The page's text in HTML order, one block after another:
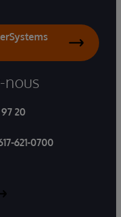
nous
20
621-0700